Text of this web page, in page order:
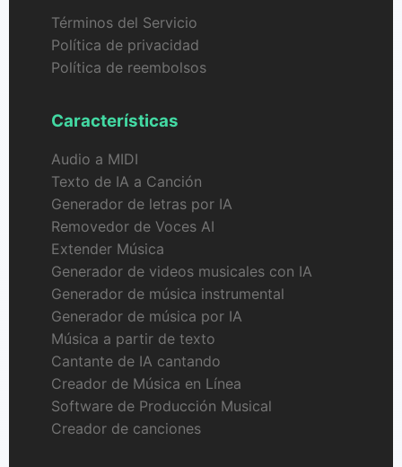
Términos del Servicio
Política de privacidad
Política de reembolsos
Características
Audio a MIDI
Texto de IA a Canción
Generador de letras por IA
Removedor de Voces AI
Extender Música
Generador de videos musicales con IA
Generador de música instrumental
Generador de música por IA
Música a partir de texto
Cantante de IA cantando
Creador de Música en Línea
Software de Producción Musical
Creador de canciones